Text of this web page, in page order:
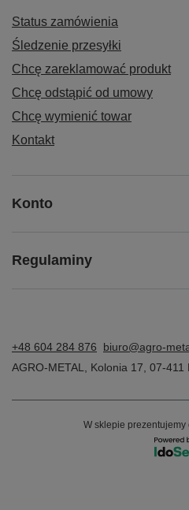
Status zamówienia
Śledzenie przesyłki
Chcę zareklamować produkt
Chcę odstąpić od umowy
Chcę wymienić towar
Kontakt
Konto
Regulaminy
+48 604 284 876
biuro@agro-
AGRO-METAL, Kolonia 17, 07-411
W sklepie prezentujemy